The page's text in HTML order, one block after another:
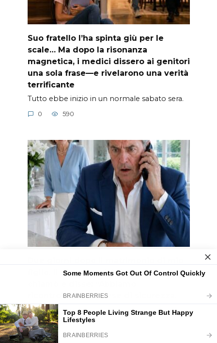
Suo fratello l’ha spinta giù per le
scale… Ma dopo la risonanza
magnetica, i medici dissero ai genitori
una sola frase—e rivelarono una verità
terrificante
Tutto ebbe inizio in un normale sabato sera.
0 590
figlio, il direttore del ristorante mi
ricontrollato le riprese di sicurezza.
Deve vederle con i suoi occhi.” Poi mi disse di
venire
0 1.6k.